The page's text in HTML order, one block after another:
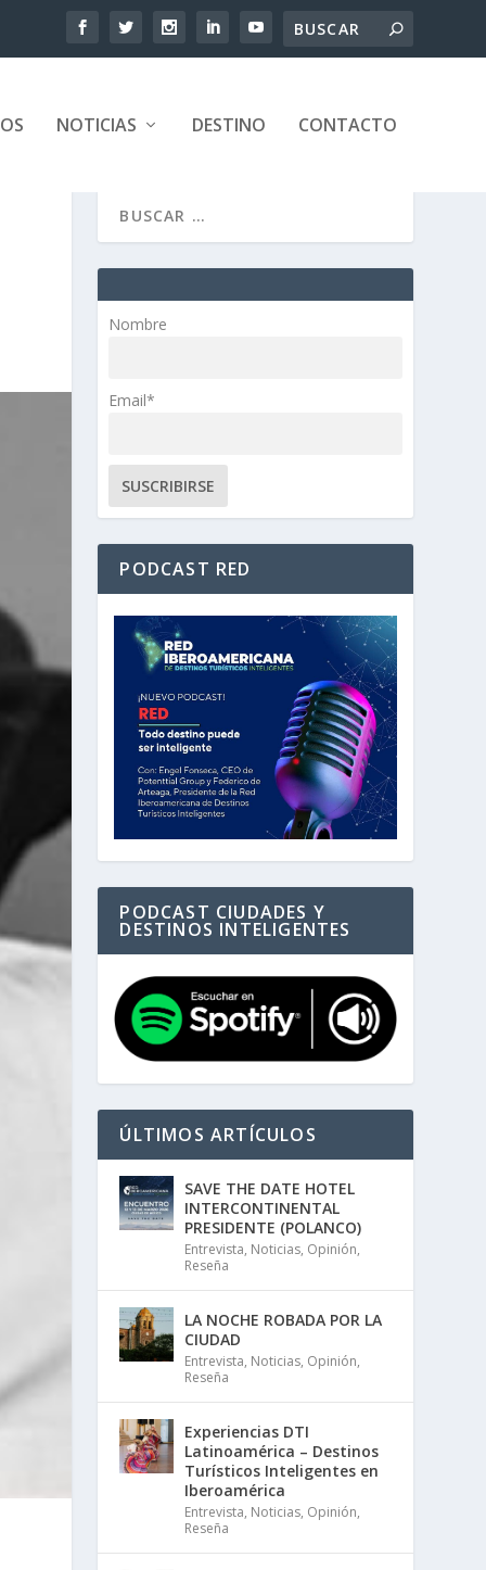
NOTICIAS DESTINO CONTACTO
Nombre
Email*
PODCAST RED
PODCAST CIUDADES Y
DESTINOS INTELIGENTES
ÚLTIMOS ARTÍCULOS
SAVE THE DATE HOTEL
INTERCONTINENTAL
PRESIDENTE (POLANCO)
Entrevista, Noticias, Opinión,
Reseña
LA NOCHE ROBADA POR LA
CIUDAD
Entrevista, Noticias, Opinión,
Reseña
Experiencias DTI
Latinoamérica – Destinos
Turísticos Inteligentes en
Iberoamérica
Entrevista, Noticias, Opinión,
Reseña